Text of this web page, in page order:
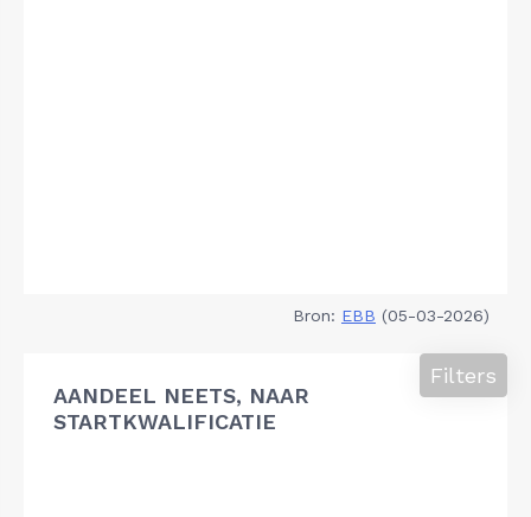
Bron: EBB (05-03-2026)
AANDEEL NEETS, NAAR
STARTKWALIFICATIE
Filters